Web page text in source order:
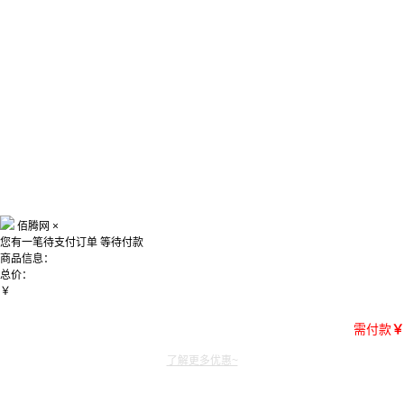
佰腾网 ×
您有一笔待支付订单 等待付款
商品信息：
总价：
￥
需付款￥
了解更多优惠~